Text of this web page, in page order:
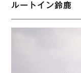
ルートイン鈴鹿